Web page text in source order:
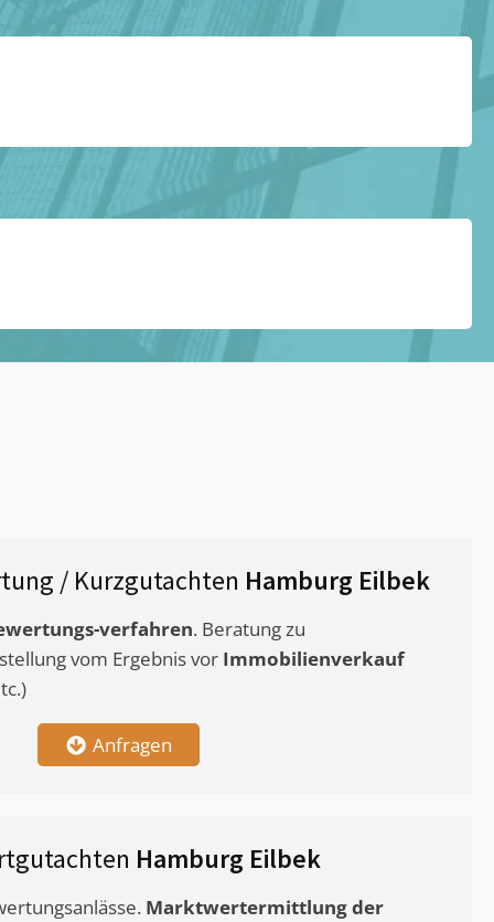
/ Kurzgutachten Hamburg Eilbek
verfahren. Beratung zu
vom Ergebnis vor Immobilienverkauf
Anfragen
Hamburg Eilbek
Marktwertermittlungder